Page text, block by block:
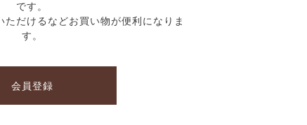
です。
ただけるなどお買い物が便利になりま
す。
会員登録